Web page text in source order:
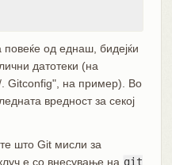
од еднаш, бидејќи
датотеки (на
Gitconfig", на пример). Во
вредност за секој
што Git мисли за
е со внесување на git